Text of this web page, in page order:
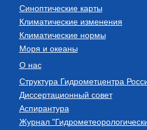
Синоптические карты
Климатические изменения
Климатические нормы
Моря и океаны
О нас
Структура Гидрометцентра
Диссертационный совет
Аспирантура
Журнал